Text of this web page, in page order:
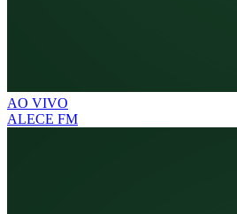
AO VIVO
ALECE FM